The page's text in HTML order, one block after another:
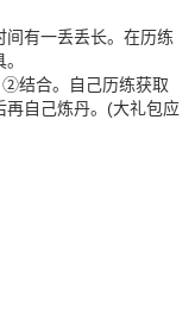
有一丢丢长。在历练
合。自己历练获取
再自己炼丹。(大礼包应